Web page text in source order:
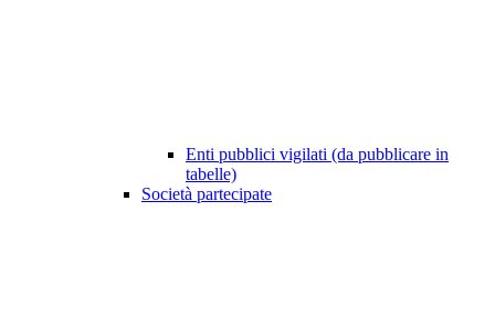
Enti pubblici vigilati (da pubblicare in
tabelle)
Società partecipate